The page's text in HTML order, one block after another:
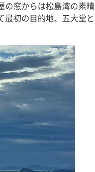
窓からは松島湾の素
初の目的地、五大堂と